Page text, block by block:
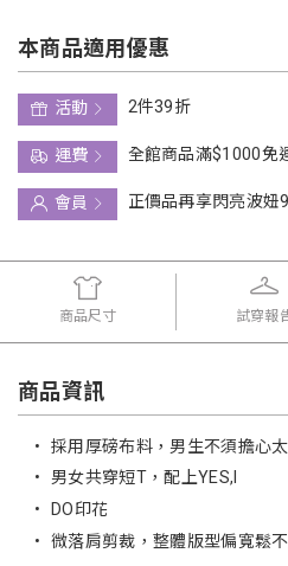
本商品適用優惠
活動
2件39折
運費
全館商品滿$1000免
會員
正價品再享閃亮波
商品尺寸 試穿報
商品資訊
• 採用厚磅布料，男生不須擔心
• 男女共穿短T，配上YES,I
• DO印花
• 微落肩剪裁，整體版型偏寬鬆